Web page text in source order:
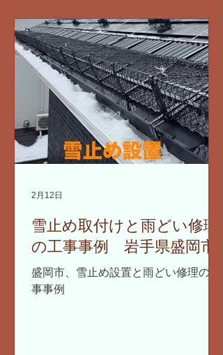
雪止め取付けと雨どい修理
の工事事例 岩手県盛岡市
盛岡市、雪止め設置と雨どい修理の工
事事例
2月12日